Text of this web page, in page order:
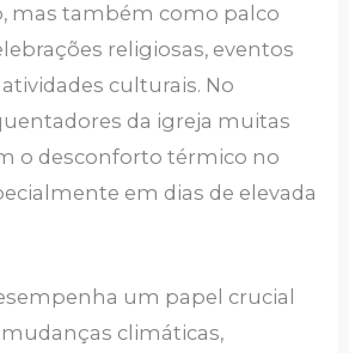
mas também como palco
religiosas, eventos
culturais. No
da igreja muitas
o desconforto térmico no
em dias de elevada
um papel crucial
climáticas,